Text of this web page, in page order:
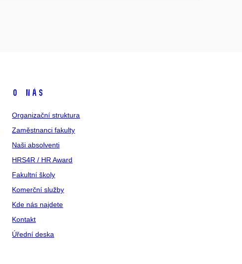
O nás
Organizační struktura
Zaměstnanci fakulty
Naši absolventi
HRS4R / HR Award
Fakultní školy
Komerční služby
Kde nás najdete
Kontakt
Úřední deska